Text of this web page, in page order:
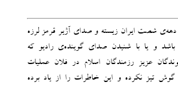
شصت ایران زیسته و صدای آژیر قرمز لرزه
باشد و یا با شنیدن صدای گوینده‌ی رادیو که
عزیز رزمندگان اسلام در فلان عملیات
گوش تیز نکرده و این خاطرات را از یاد برده